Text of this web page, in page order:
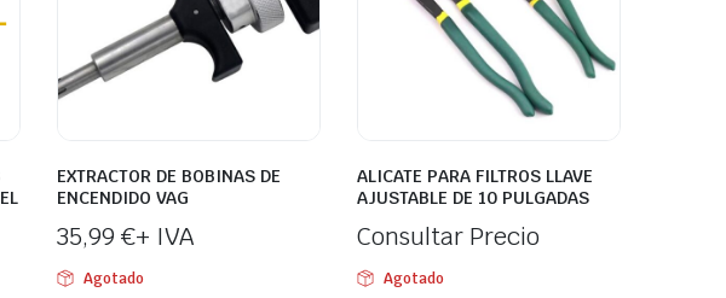
EXTRACTOR DE BOBINAS DE
ENCENDIDO VAG
35,99 €+ IVA
Agotado
ALICATE PARA FILTROS LLAVE
AJUSTABLE DE 10 PULGADAS
Consultar Precio
Agotado